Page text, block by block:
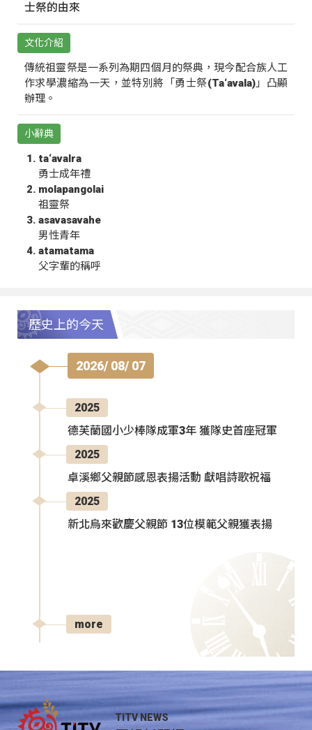
士祭的由來
文化介紹
傳統祖靈祭是一系列為期四個月的祭典，現今配合族人工
作求學濃縮為一天，並特別將「勇士祭(Ta‘avala)」凸顯
辦理。
小辭典
ta‘avalra
勇士成年禮
molapangolai
祖靈祭
asavasavahe
男性青年
atamatama
父字輩的稱呼
歷史上的今天
2026/ 08/ 07
2025
德芙蘭國小少棒隊成軍3年 獲隊史首座冠軍
2025
卓溪鄉父親節感恩表揚活動 獻唱詩歌祝福
2025
新北烏來歡慶父親節 13位模範父親獲表揚
more
TITV NEWS